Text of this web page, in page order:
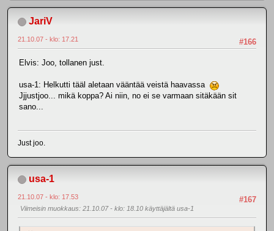
JariV
#166
21.10.07 - klo: 17.21
Elvis: Joo, tollanen just.
usa-1: Helkutti tääl aletaan vääntää veistä haavassa
Jjjustjoo... mikä koppa? Ai niin, no ei se varmaan sitäkään sit
sano...
Just joo.
usa-1
#167
21.10.07 - klo: 17.53
Viimeisin muokkaus: 21.10.07 - klo: 18.10 käyttäjältä usa-1